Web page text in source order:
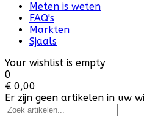
Meten is weten
FAQ's
Markten
Sjaals
Your wishlist is empty
0
€ 0,00
Er zijn geen artikelen in uw